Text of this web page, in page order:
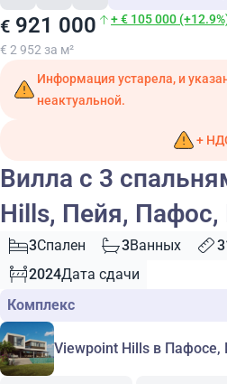
€ 921 000 + € 105 000
€ 2 952 за м²
Информация устарела, и
неактуальной.
+
Вилла с 3
Hills, Пейя,
3Спален 3Ванных
2024Дата сдачи
Комплекс
Viewpoint Hills в